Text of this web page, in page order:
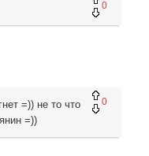
0
0
=)) не то что
=))